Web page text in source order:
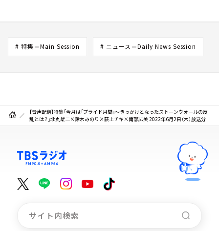
# 特集＝Main Session # ニュース＝Daily News Session
【音声配信】特集「今月は「プライド月間」～きっかけとなったストーンウォールの反
乱とは？」北丸雄二×鈴木みのり×荻上チキ×南部広美 2022年6月2日（木）放送分